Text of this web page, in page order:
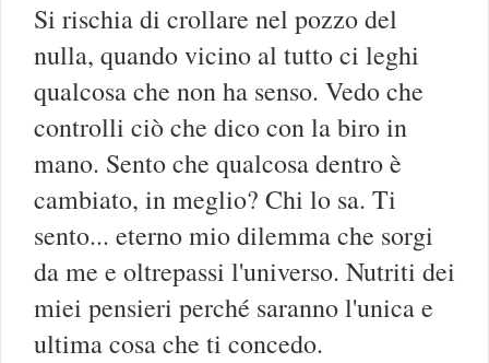
Si rischia di crollare nel pozzo del
nulla, quando vicino al tutto ci leghi
qualcosa che non ha senso. Vedo che
controlli ciò che dico con la biro in
mano. Sento che qualcosa dentro è
cambiato, in meglio? Chi lo sa. Ti
sento... eterno mio dilemma che sorgi
da me e oltrepassi l'universo. Nutriti dei
miei pensieri perché saranno l'unica e
ultima cosa che ti concedo.